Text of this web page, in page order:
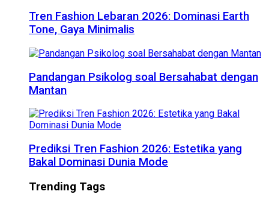
Tren Fashion Lebaran 2026: Dominasi Earth
Tone, Gaya Minimalis
Pandangan Psikolog soal Bersahabat dengan
Mantan
Prediksi Tren Fashion 2026: Estetika yang
Bakal Dominasi Dunia Mode
Trending Tags